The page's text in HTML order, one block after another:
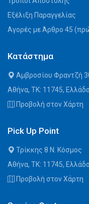
Εξέλιξη Παραγγελίας
Αγορές με Άρθρο 45
Κατάστημα
Αμβροσίου Φραντζή
Αθήνα, ΤΚ: 11745,
Προβολή στον Χάρτη
Pick Up Point
Τρίκκης 8 Ν. Κόσμος
Αθήνα, ΤΚ: 11745,
Προβολή στον Χάρτη